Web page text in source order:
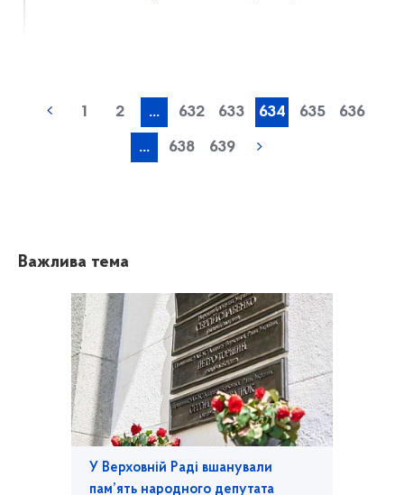
1 2 ... 632 633 634 635 636
... 638 639
Важлива тема
У Верховній Раді вшанували
пам’ять народного депутата